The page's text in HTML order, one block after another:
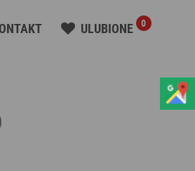
ULUBIONE 0